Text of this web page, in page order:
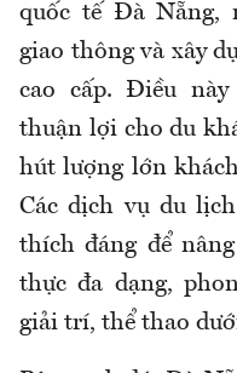
quốc tế Đà Nẵng,
giao thông và xây
cao cấp. Điều
thuận lợi cho du
hút lượng lớn
Các dịch vụ du
thích đáng để
thực đa dạng,
giải trí, thể thao